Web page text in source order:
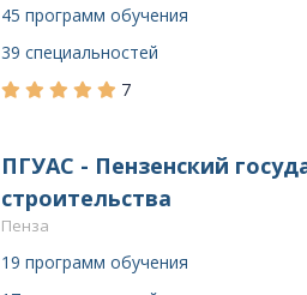
45 программ обучения
39 специальностей
7
ПГУАС - Пензенский
строительства
Пенза
19 программ обучения